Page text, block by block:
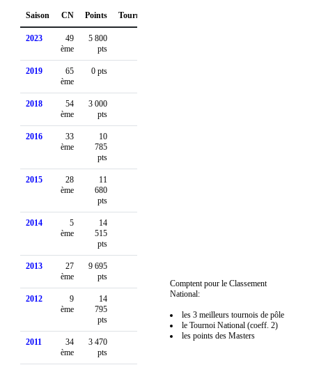
Saison CN Points Tournois
2023
49
ème
5 800
pts
2019
65
ème
0 pts
2018
54
ème
3 000
pts
2016
33
ème
10
785
pts
2015
28
ème
11
680
pts
2014
5
ème
14
515
pts
2013
27
ème
9 695
pts
2012
9
ème
14
795
pts
2011
34
ème
3 470
pts
Comptent pour le Classement
National:
les 3 meilleurs tournois de pôle
le Tournoi National (coeff. 2)
les points des Masters